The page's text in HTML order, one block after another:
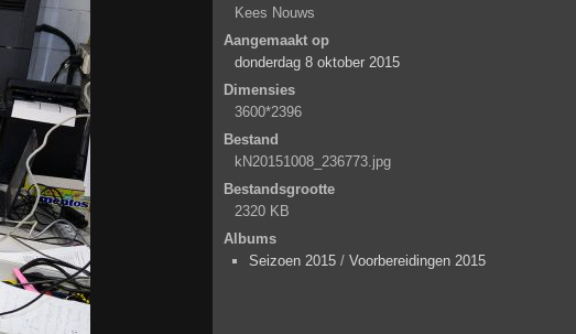
Kees Nouws
Aangemaakt op
donderdag 8 oktober 2015
Dimensies
3600*2396
Bestand
kN20151008_236773.jpg
Bestandsgrootte
2320 KB
Albums
Seizoen 2015 / Voorbereidingen 2015